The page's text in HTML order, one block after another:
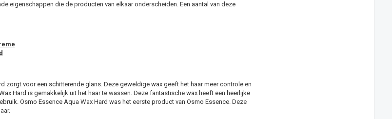
eigenschappen die de producten van elkaar onderscheiden. Een aantal van deze
zorgt voor een schitterende glans. Deze geweldige wax geeft het haar meer controle en
Hard is gemakkelijk uit het haar te wassen. Deze fantastische wax heeft een heerlijke
Osmo Essence Aqua Wax Hard was het eerste product van Osmo Essence. Deze